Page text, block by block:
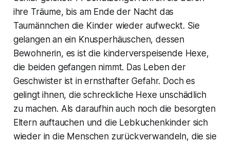
ihre Träume, bis am Ende der Nacht das
Taumännchen die Kinder wieder aufweckt. Sie
gelangen an ein Knusperhäuschen, dessen
Bewohnerin, es ist die kinderverspeisende Hexe,
die beiden gefangen nimmt. Das Leben der
Geschwister ist in ernsthafter Gefahr. Doch es
gelingt ihnen, die schreckliche Hexe unschädlich
zu machen. Als daraufhin auch noch die besorgten
Eltern auftauchen und die Lebkuchenkinder sich
wieder in die Menschen zurückverwandeln, die sie